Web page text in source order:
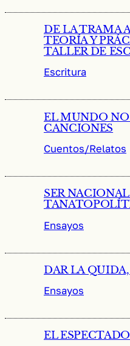
DE LA TRAMA
TEORÍA Y
TALLER DE
Escritura
EL MUNDO
CANCIONES
Cuentos/Relatos
SER NACIONAL
Ensayos
DAR LA
Ensayos
EL